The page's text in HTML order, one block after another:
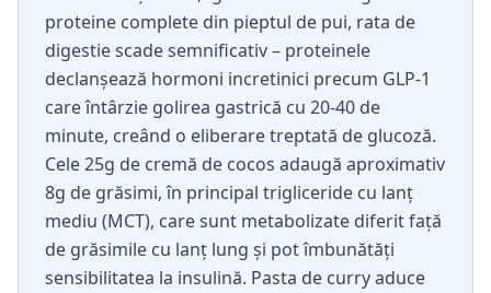
proteine complete din pieptul de pui, rata de
digestie scade semnificativ – proteinele
declanșează hormoni incretinici precum GLP-1
care întârzie golirea gastrică cu 20-40 de
minute, creând o eliberare treptată de glucoză.
Cele 25g de cremă de cocos adaugă aproximativ
8g de grăsimi, în principal trigliceride cu lanț
mediu (MCT), care sunt metabolizate diferit față
de grăsimile cu lanț lung și pot îmbunătăți
sensibilitatea la insulină. Pasta de curry aduce